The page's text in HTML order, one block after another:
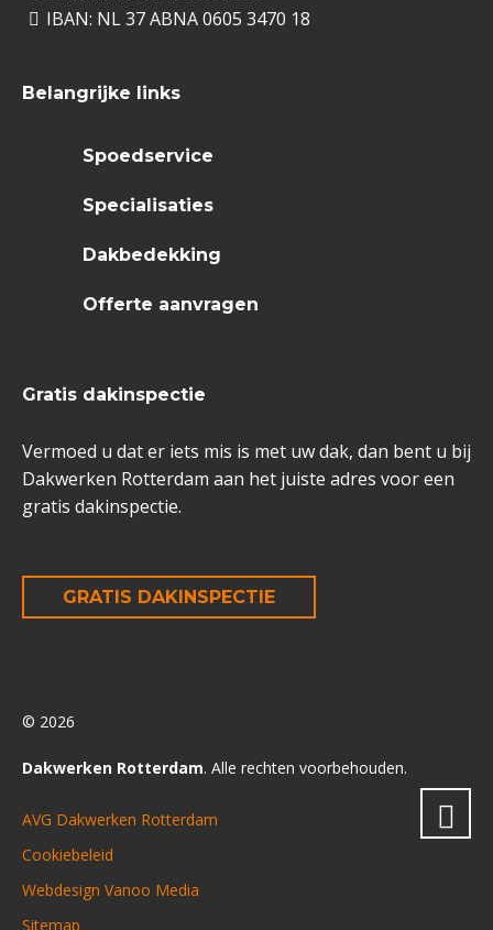
IBAN: NL 37 ABNA 0605 3470 18
Belangrijke links
Spoedservice
Specialisaties
Dakbedekking
Offerte aanvragen
Gratis dakinspectie
Vermoed u dat er iets mis is met uw dak, dan bent u bij
Dakwerken Rotterdam aan het juiste adres voor een
gratis dakinspectie.
GRATIS DAKINSPECTIE
© 2026
Dakwerken Rotterdam. Alle rechten voorbehouden.
AVG Dakwerken Rotterdam
Cookiebeleid
Webdesign Vanoo Media
Sitemap